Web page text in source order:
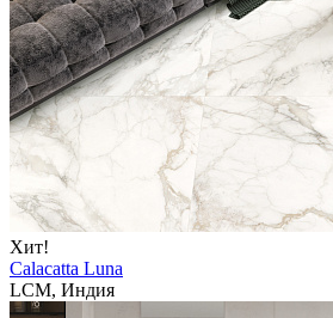
Хит!
Calacatta Luna
LCM, Индия